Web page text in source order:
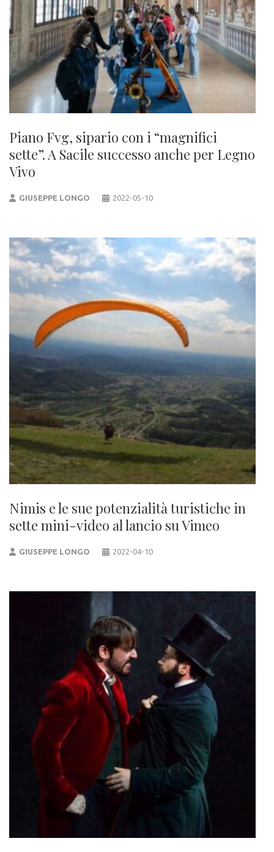
Piano Fvg, sipario con i “magnifici
sette”. A Sacile successo anche per Legno
Vivo
GIUSEPPE LONGO 2022-05-10
Nimis e le sue potenzialità turistiche in
sette mini-video al lancio su Vimeo
GIUSEPPE LONGO 2022-04-10